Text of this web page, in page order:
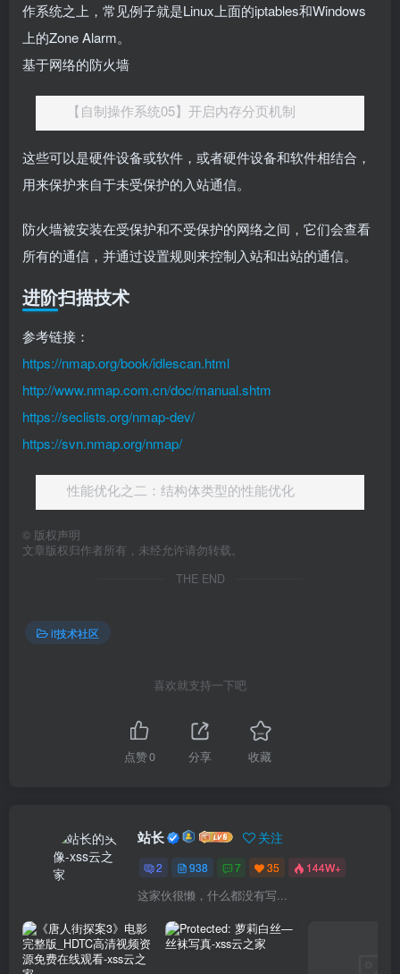
作系统之上，常见例子就是Linux上面的iptables和Windows
上的Zone Alarm。
基于网络的防火墙
【自制操作系统05】开启内存分页机制
这些可以是硬件设备或软件，或者硬件设备和软件相结合，
用来保护来自于未受保护的入站通信。
防火墙被安装在受保护和不受保护的网络之间，它们会查看
所有的通信，并通过设置规则来控制入站和出站的通信。
进阶扫描技术
参考链接：
https://nmap.org/book/idlescan.html
http://www.nmap.com.cn/doc/manual.shtm
https://seclists.org/nmap-dev/
https://svn.nmap.org/nmap/
性能优化之二：结构体类型的性能优化
© 版权声明
文章版权归作者所有，未经允许请勿转载。
THE END
it技术社区
喜欢就支持一下吧
点赞0 分享 收藏
站长 关注
2 938 7 35 144W+
这家伙很懒，什么都没有写...